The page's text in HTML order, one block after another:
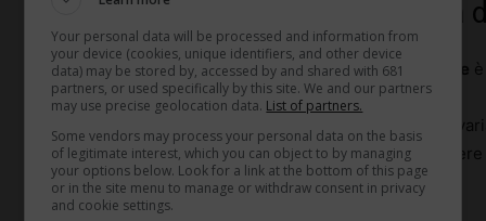
Sfide economiche e opportunità
Una delle principali sfide per unsuonatore ambulante
L’incertezza dei guadagni giornalieri, influenzata da
volontà del pubblico di pagare, rende difficile
Tuttavia, ci sono opportunità uniche di guadagno.
Your personal data will be processed and information from
your device (cookies, unique identifiers, and other device
data) may be stored by, accessed by and shared with 681
partners, or used specifically by this site. We and our partners
may use precise geolocation data. List of partners.
Some vendors may process your personal data on the basis
of legitimate interest, which you can object to by managing
your options below. Look for a link at the bottom of this page
or in the site menu to manage or withdraw consent in privacy
and cookie settings.